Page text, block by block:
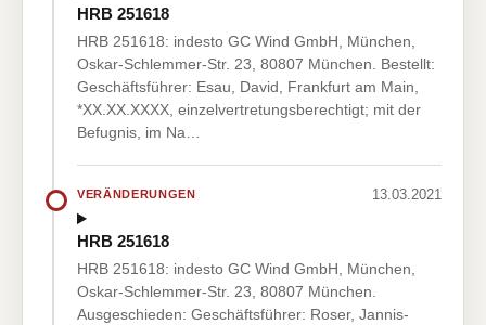
HRB 251618
HRB 251618: indesto GC Wind GmbH, München,
Oskar-Schlemmer-Str. 23, 80807 München. Bestellt:
Geschäftsführer: Esau, David, Frankfurt am Main,
*XX.XX.XXXX, einzelvertretungsberechtigt; mit der
Befugnis, im Na…
VERÄNDERUNGEN 13.03.2021
HRB 251618
HRB 251618: indesto GC Wind GmbH, München,
Oskar-Schlemmer-Str. 23, 80807 München.
Ausgeschieden: Geschäftsführer: Roser, Jannis-